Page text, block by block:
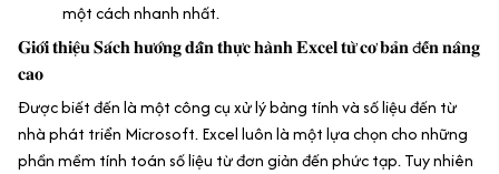
một cách nhanh nhất.
𝐆𝐢𝐨̛́𝐢 𝐭𝐡𝐢𝐞̣̂𝐮 𝐒𝐚́𝐜𝐡 𝐡𝐮̛𝐨̛́𝐧𝐠 𝐝𝐚̂̃𝐧 𝐭𝐡𝐮̛̣𝐜 𝐡𝐚̀𝐧𝐡 𝐄𝐱𝐜𝐞𝐥 𝐭𝐮̛̀ 𝐜𝐨̛ 𝐛𝐚̉𝐧 đ𝐞̂́𝐧 𝐧𝐚̂𝐧𝐠
𝐜𝐚𝐨
Được biết đến là một công cụ xử lý bảng tính và số liệu đến từ
nhà phát triển Microsoft. Excel luôn là một lựa chọn cho những
phần mềm tính toán số liệu từ đơn giản đến phức tạp. Tuy nhiên